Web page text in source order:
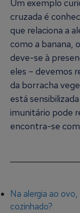
Um exemplo
cruzada é
que relaciona a
como a banana,
deve-se à
eles – devemos
da borracha
está
imunitário pode
encontra-se
Na alergia ao
cozinhado?